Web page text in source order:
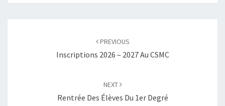
PREVIOUS
Inscriptions 2026 – 2027 Au CSMC
NEXT
Rentrée Des Élèves Du 1er Degré